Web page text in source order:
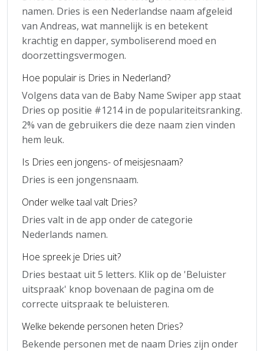
namen. Dries is een Nederlandse naam afgeleid
van Andreas, wat mannelijk is en betekent
krachtig en dapper, symboliserend moed en
doorzettingsvermogen.
Hoe populair is Dries in Nederland?
Volgens data van de Baby Name Swiper app staat
Dries op positie #1214 in de populariteitsranking.
2% van de gebruikers die deze naam zien vinden
hem leuk.
Is Dries een jongens- of meisjesnaam?
Dries is een jongensnaam.
Onder welke taal valt Dries?
Dries valt in de app onder de categorie
Nederlands namen.
Hoe spreek je Dries uit?
Dries bestaat uit 5 letters. Klik op de 'Beluister
uitspraak' knop bovenaan de pagina om de
correcte uitspraak te beluisteren.
Welke bekende personen heten Dries?
Bekende personen met de naam Dries zijn onder